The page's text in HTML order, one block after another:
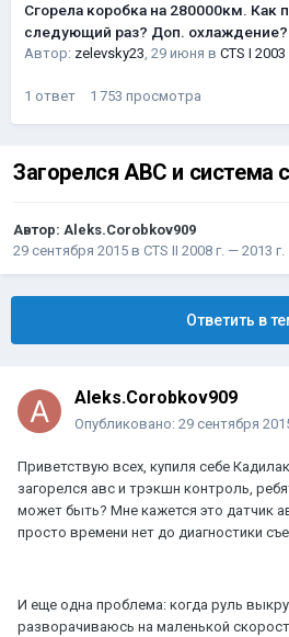
Сгорела коробка на 280000км. Как
следующий раз? Доп. охлаждение?
Автор: zelevsky23, 29 июня в CTS I
1 ответ 1 753 просмотра
Загорелся АВС и система
Автор: Aleks.Corobkov909
29 сентября 2015 в CTS II 2008 г. — 2013 г.
Ответить в
Aleks.Corobkov909
Опубликовано: 29 сентября
Приветствую всех, купиля себе
загорелся авс и трэкшн контроль,
может быть? Мне кажется это датчик
просто времени нет до диагностики
И еще одна проблема: когда руль
разворачиваюсь на маленькой